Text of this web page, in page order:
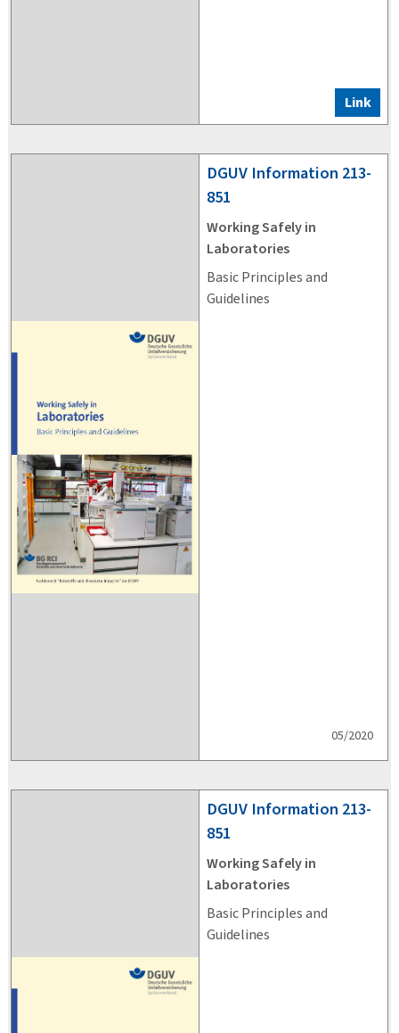
Link
DGUV Information 213-
851
Working Safely in
Laboratories
Basic Principles and
Guidelines
05/2020
DGUV Information 213-
851
Working Safely in
Laboratories
Basic Principles and
Guidelines